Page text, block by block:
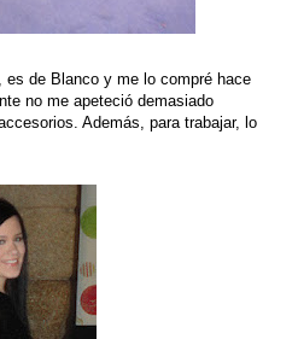
de Blanco y me lo compré hace
no me apeteció demasiado
Además, para trabajar, lo